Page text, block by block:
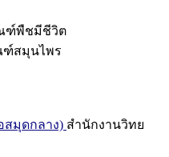
ฑ์พืชมีชีวิต
สมุนไพร
สมุดกลาง) สำนักงานวิทย